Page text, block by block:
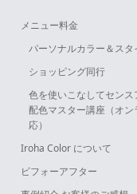
メニュー料金
パーソナルカラー＆スタ
ショッピング同行
色を使いこなしてセンス
配色マスター講座（オン
応）
Iroha Color について
ビフォーアフター